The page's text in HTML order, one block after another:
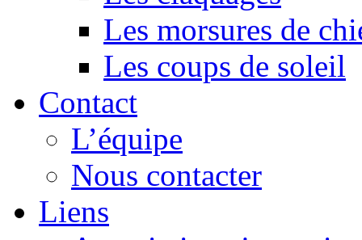
Les morsures de
Les coups de soleil
Contact
L’équipe
Nous contacter
Liens